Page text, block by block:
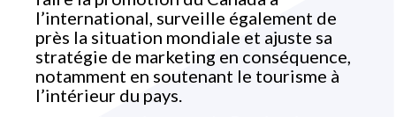
l’international, surveille également de
près la situation mondiale et ajuste sa
stratégie de marketing en conséquence,
notamment en soutenant le tourisme à
l’intérieur du pays.